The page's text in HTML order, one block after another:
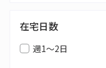
在宅日数
週1～2日